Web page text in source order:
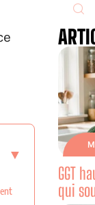
GGT
qui